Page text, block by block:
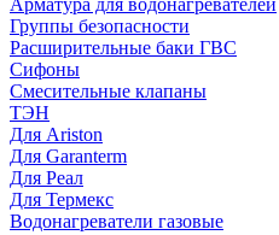
Группы безопасности
Расширительные баки ГВС
Сифоны
Смесительные клапаны
ТЭН
Для Ariston
Для Garanterm
Для Реал
Для Термекс
Водонагреватели газовые